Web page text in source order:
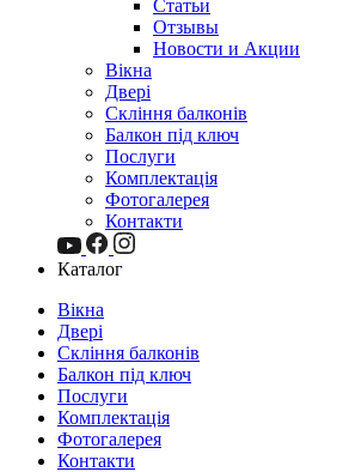
Статьи
Отзывы
Новости и Акции
Вікна
Двері
Скління балконів
Балкон під ключ
Послуги
Комплектація
Фотогалерея
Контакти
Каталог
Вікна
Двері
Скління балконів
Балкон під ключ
Послуги
Комплектація
Фотогалерея
Контакти